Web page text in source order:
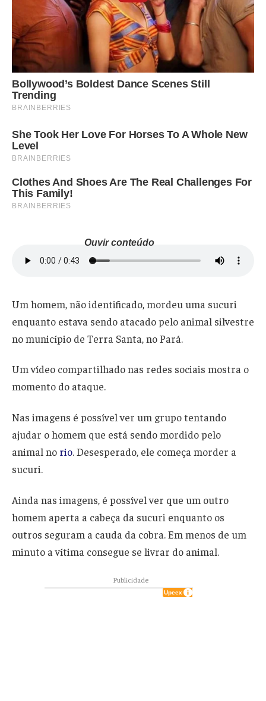
Ouvir conteúdo
Um homem, não identificado, mordeu uma sucuri
enquanto estava sendo atacado pelo animal silvestre
no município de Terra Santa, no Pará.
Um vídeo compartilhado nas redes sociais mostra o
momento do ataque.
Nas imagens é possível ver um grupo tentando
ajudar o homem que está sendo mordido pelo
animal no rio. Desesperado, ele começa morder a
sucuri.
Ainda nas imagens, é possível ver que um outro
homem aperta a cabeça da sucuri enquanto os
outros seguram a cauda da cobra. Em menos de um
minuto a vítima consegue se livrar do animal.
Publicidade